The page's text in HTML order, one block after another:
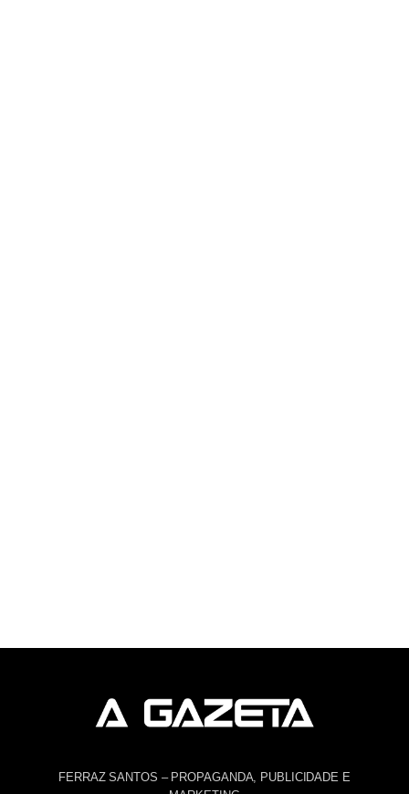
FERRAZ SANTOS – PROPAGANDA, PUBLICIDADE E